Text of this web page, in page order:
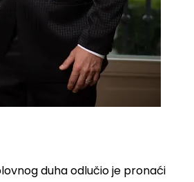
duha odlučio je pronaći